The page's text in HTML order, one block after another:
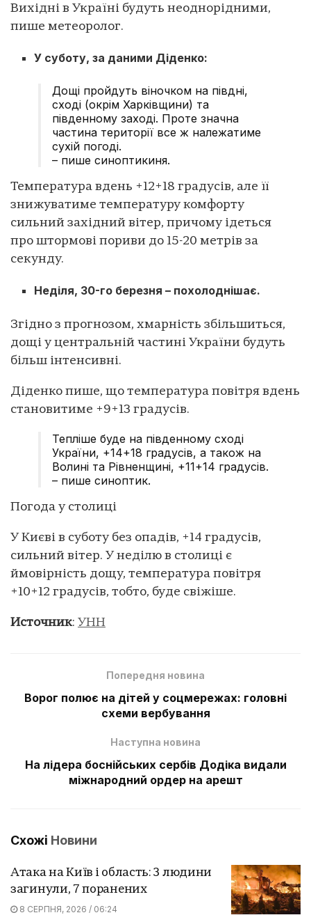
Вихідні в Україні будуть неоднорідними,
пише метеоролог.
У суботу, за даними Діденко:
Дощі пройдуть віночком на півдні,
сході (окрім Харківщини) та
південному заході. Проте значна
частина території все ж належатиме
сухій погоді.
– пише синоптикиня.
Температура вдень +12+18 градусів, але її
знижуватиме температуру комфорту
сильний західний вітер, причому ідеться
про штормові пориви до 15-20 метрів за
секунду.
Неділя, 30-го березня – похолоднішає.
Згідно з прогнозом, хмарність збільшиться,
дощі у центральній частині України будуть
більш інтенсивні.
Діденко пише, що температура повітря вдень
становитиме +9+13 градусів.
Тепліше буде на південному сході
України, +14+18 градусів, а також на
Волині та Рівненщині, +11+14 градусів.
– пише синоптик.
Погода у столиці
У Києві в суботу без опадів, +14 градусів,
сильний вітер. У неділю в столиці є
ймовірність дощу, температура повітря
+10+12 градусів, тобто, буде свіжіше.
Источник: УНН
Попередня новина
Ворог полює на дітей у соцмережах: головні
схеми вербування
Наступна новина
На лідера боснійських сербів Додіка видали
міжнародний ордер на арешт
Схожі Новини
Атака на Київ і область: 3 людини
загинули, 7 поранених
8 СЕРПНЯ, 2026 / 06:24